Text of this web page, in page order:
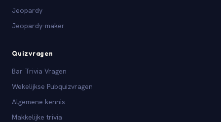
Jeopardy
Jeopardy-maker
Quizvragen
Bar Trivia Vragen
Wekelijkse Pubquizvragen
Algemene kennis
Makkelijke trivia